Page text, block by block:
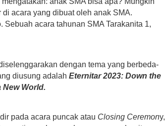
acara yang dibuat oleh anak SMA.
. Sebuah acara tahunan SMA Tarakanita 1,
dengan tema yang berbeda-
diusung adalah Eternitar 2023: Down the
New World.
pada acara puncak atau Closing Ceremony,